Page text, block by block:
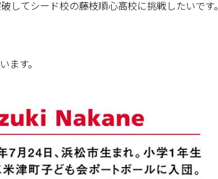
てシード校の藤枝順心高校に挑戦したいです。
ます。